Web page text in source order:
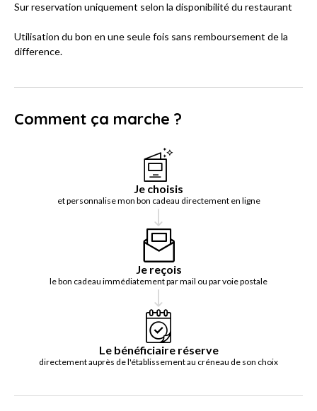
Sur reservation uniquement selon la disponibilité du restaurant
Utilisation du bon en une seule fois sans remboursement de la
difference.
Comment ça marche ?
Je choisis
et personnalise mon bon cadeau directement en ligne
Je reçois
le bon cadeau immédiatement par mail ou par voie postale
Le bénéficiaire réserve
directement auprès de l'établissement au créneau de son choix